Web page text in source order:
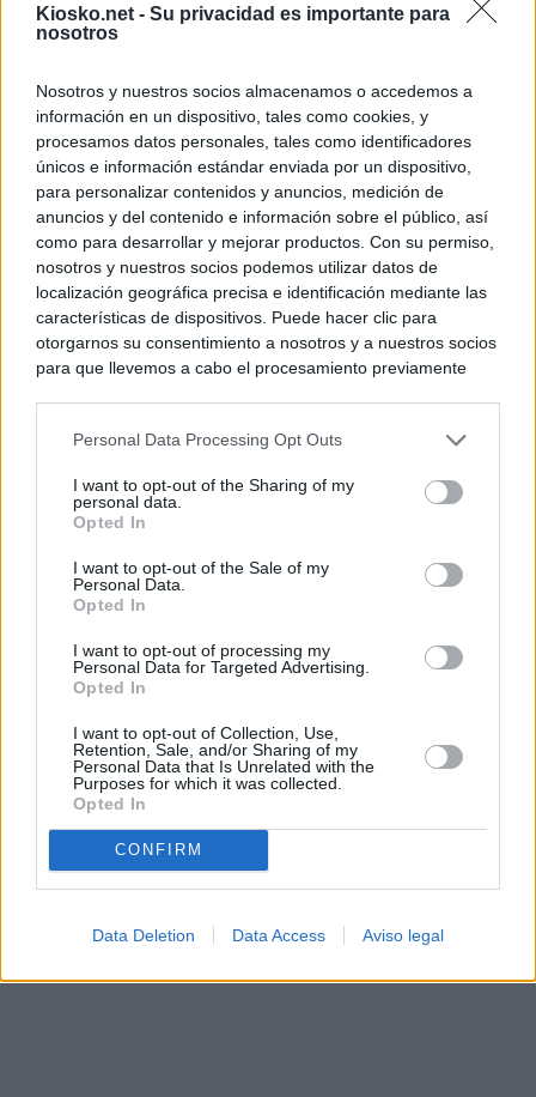
Kiosko.net - Su privacidad es importante para
nosotros
Nosotros y nuestros socios almacenamos o accedemos a
información en un dispositivo, tales como cookies, y
procesamos datos personales, tales como identificadores
únicos e información estándar enviada por un dispositivo,
para personalizar contenidos y anuncios, medición de
anuncios y del contenido e información sobre el público, así
como para desarrollar y mejorar productos. Con su permiso,
nosotros y nuestros socios podemos utilizar datos de
localización geográfica precisa e identificación mediante las
características de dispositivos. Puede hacer clic para
otorgarnos su consentimiento a nosotros y a nuestros socios
para que llevemos a cabo el procesamiento previamente
negar su consentimiento. Tenga en cuenta que algún
de su consentimiento, pero usted tiene el derecho de
rechazar tal procesamiento. Sus preferencias se aplicarán
cualquier momento entrando de nuevo en este sitio web o
visitando nuestra política de privacidad.
Personal Data Processing Opt Outs
I want to opt-out of the Sharing of my
personal data.
Opted In
I want to opt-out of the Sale of my
Personal Data.
Opted In
I want to opt-out of processing my
Personal Data for Targeted Advertising.
Opted In
I want to opt-out of Collection, Use,
Retention, Sale, and/or Sharing of my
Personal Data that Is Unrelated with the
Purposes for which it was collected.
Opted In
CONFIRM
Data Deletion Data Access Aviso legal